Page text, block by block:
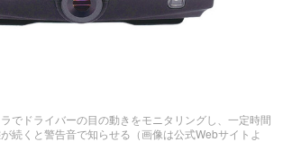
でドライバーの目の動きをモニタリングし、一定時間
続くと警告音で知らせる（画像は公式Webサイトよ